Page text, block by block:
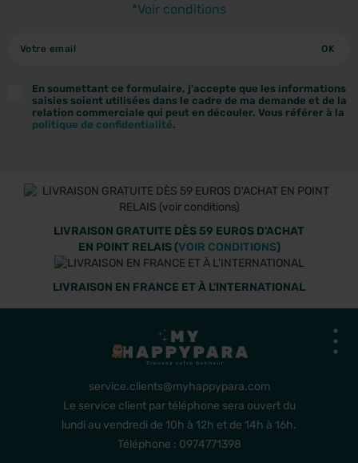
LIVRAISON GRATUITE DÈS 59 EUROS D'ACHAT
EN POINT RELAIS (VOIR CONDITIONS)
LIVRAISON EN FRANCE ET À L'INTERNATIONAL
*Voir conditions
En soumettant ce formulaire, j'accepte que les informations
saisies soient utilisées dans le cadre de ma demande et de la
relation commerciale qui peut en découler. Vous référer à la
politique de confidentialité.
service.clients@myhappypara.com
Le service client par téléphone sera ouvert du
lundi au vendredi de 10h à 12h et de 14h à 16h.
Téléphone : 0974771398